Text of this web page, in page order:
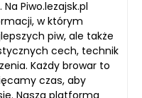
Piwo.lezajsk.pl
w którym
piw, ale także
cech, technik
Każdy browar to
czas, aby
Nasza platforma